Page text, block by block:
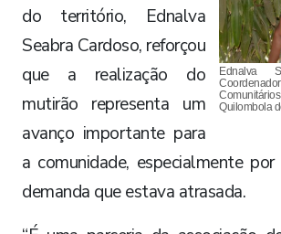
Ednalva
Quilombola
do território, Ednalva
Seabra Cardoso, reforçou
que a realização do
mutirão representa um
avanço importante para
a comunidade, especialmente
demanda que estava atrasada.